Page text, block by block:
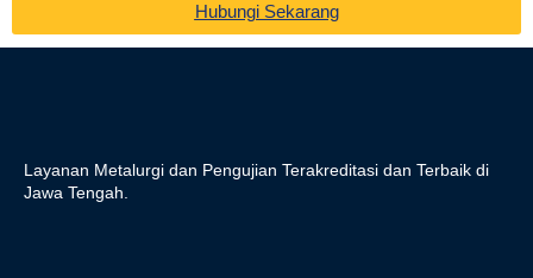
Hubungi Sekarang
Layanan Metalurgi dan Pengujian Terakreditasi dan Terbaik di
Jawa Tengah.